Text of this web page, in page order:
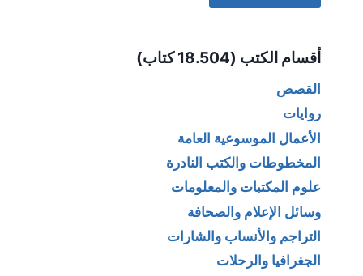
أقسام الكتب (18.504 كتاب)
القصص
روايات
الأعمال الموسوعية العامة
المخطوطات والكتب النادرة
علوم المكتبات والمعلومات
وسائل الإعلام والصحافة
التراجم والأنساب والشارات
الجغرافيا والرحلات